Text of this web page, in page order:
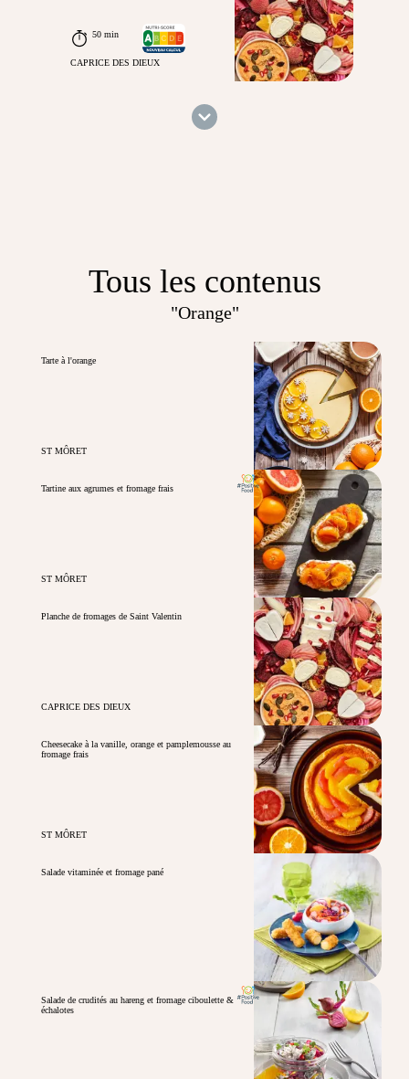
50 min
CAPRICE DES DIEUX
Tous les contenus
"Orange"
Tarte à l'orange
ST MÔRET
Tartine aux agrumes et fromage frais
ST MÔRET
Planche de fromages de Saint Valentin
CAPRICE DES DIEUX
Cheesecake à la vanille, orange et pamplemousse au
fromage frais
ST MÔRET
Salade vitaminée et fromage pané
Salade de crudités au hareng et fromage ciboulette &
échalotes